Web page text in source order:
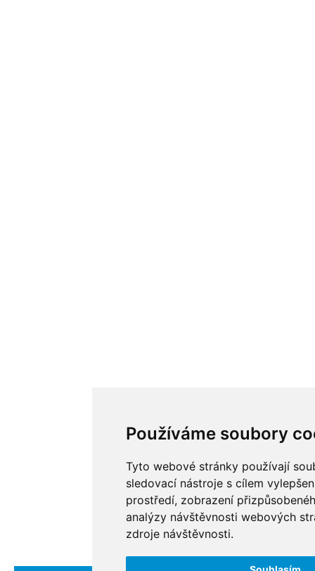
Používáme soubory
Tyto webové stránky používají
sledovací nástroje s cílem
prostředí, zobrazení
analýzy návštěvnosti webových
zdroje návštěvnosti.